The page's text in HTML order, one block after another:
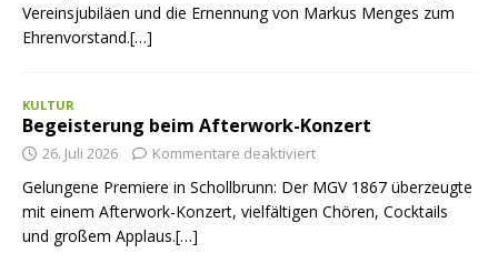
Vereinsjubiläen und die Ernennung von Markus Menges zum
Ehrenvorstand.[…]
KULTUR
Begeisterung beim Afterwork-Konzert
26. Juli 2026 Kommentare deaktiviert
Gelungene Premiere in Schollbrunn: Der MGV 1867 überzeugte
mit einem Afterwork-Konzert, vielfältigen Chören, Cocktails
und großem Applaus.[…]